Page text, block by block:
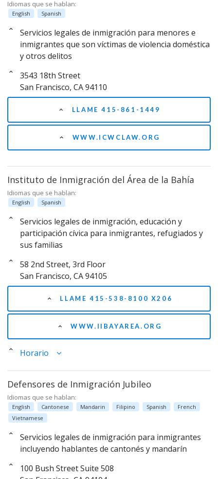
Idiomas que se hablan:
English Spanish
Servicios legales de inmigración para menores e
inmigrantes que son víctimas de violencia doméstica
y otros delitos
3543 18th Street
San Francisco, CA 94110
LLAME 415-861-1449
WWW.ICWCLAW.ORG
Instituto de Inmigración del Área de la Bahía
Idiomas que se hablan:
English Spanish
Servicios legales de inmigración, educación y
participación cívica para inmigrantes, refugiados y
sus familias
58 2nd Street, 3rd Floor
San Francisco, CA 94105
LLAME 415-538-8100 X206
WWW.IIBAYAREA.ORG
Horario
Defensores de Inmigración Jubileo
Idiomas que se hablan:
English Cantonese Mandarin Filipino Spanish
French
Vietnamese
Servicios legales de inmigración para inmigrantes
incluyendo hablantes de cantonés y mandarín
100 Bush Street Suite 508